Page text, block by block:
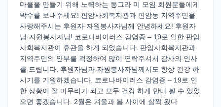
마을을 만들기 위해 노력하는 동그라 미 모임 회원분들에게
박수를 보내주세요! 판암사회복지관과 판암동 지역주민을
사랑해주시는 후원자·자원봉사자님께 안녕하세요! 후원자
님·자원봉사자님! 코로나바이러스 감염증 – 19로 인한 판암
사회복지관이 휴관을 하게 되었습니다. 판암사회복지관과
지역주민의 안부를 걱정하여 많이 연락주셔서 감사의 인사
를 드립니다. 후원자님과 자원봉사자님께서도 항상 건강 하
시기를 기원하겠습니다. 코로나바이러스 감염증 – 19로 인
한 상황이 잘 마무리가 되고 모두 건강 하게 만나 뵐 수 있었
으면 좋겠습니다. 2월은 겨울과 봄 사이에 살짝 왔다